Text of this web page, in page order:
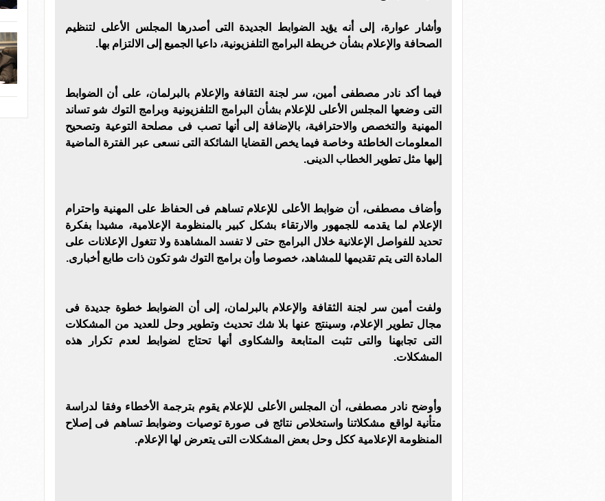
وأشار عوارة، إلى أنه يؤيد الضوابط الجديدة التى أصدرها المجلس الأعلى لتنظيم
الصحافة والإعلام بشأن خريطة البرامج التلفزيونية، داعيا الجميع إلى الالتزام بها.
فيما أكد نادر مصطفى أمين، سر لجنة الثقافة والإعلام بالبرلمان، على أن الضوابط
التى وضعها المجلس الأعلى للإعلام بشأن البرامج التلفزيونية وبرامج التوك شو تساند
المهنية والتخصص والاحترافية، بالإضافة إلى أنها تصب فى مصلحة التوعية وتصحيح
المعلومات الخاطئة وخاصة فيما يخص القضايا الشائكة التى نسعى عبر الفترة الماضية
إليها مثل تطوير الخطاب الدينى.
وأضاف مصطفى، أن ضوابط الأعلى للإعلام تساهم فى الحفاظ على المهنية واحترام
الإعلام لما يقدمه للجمهور والارتقاء بشكل كبير بالمنظومة الإعلامية، مشيدا بفكرة
تحديد للفواصل الإعلانية خلال البرامج حتى لا تفسد المشاهدة ولا تتغول الإعلانات على
المادة التى يتم تقديمها للمشاهد، خصوصا وأن برامج التوك شو تكون ذات طابع أخبارى.
ولفت أمين سر لجنة الثقافة والإعلام بالبرلمان، إلى أن الضوابط خطوة جديدة فى
مجال تطوير الإعلام، وسينتج عنها بلا شك تحديث وتطوير وحل للعديد من المشكلات
التى تجابهنا والتى تثبت المتابعة والشكاوى أنها تحتاج لضوابط لعدم تكرار هذه
المشكلات.
وأوضح نادر مصطفى، أن المجلس الأعلى للإعلام يقوم بترجمة الأخطاء وفقا لدراسة
متأنية لواقع مشكلاتنا واستخلاص نتائج فى صورة توصيات وضوابط تساهم فى إصلاح
المنظومة الإعلامية ككل وحل بعض المشكلات التى يتعرض لها الإعلام.